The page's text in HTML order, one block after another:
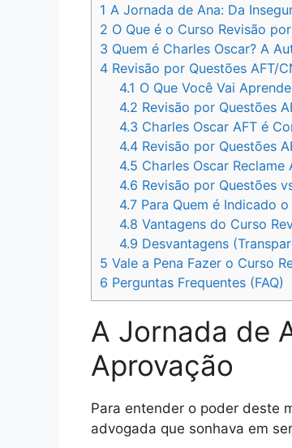
1 A Jornada de Ana: Da
2 O Que é o Curso Revisão
3 Quem é Charles Oscar? A
4 Revisão por Questões AFT/
4.1 O Que Você Vai
4.2 Revisão por Questões
4.3 Charles Oscar AFT é
4.4 Revisão por Questões
4.5 Charles Oscar Reclame
4.6 Revisão por Questões
4.7 Para Quem é Indicado
4.8 Vantagens do Curso
4.9 Desvantagens
5 Vale a Pena Fazer o Curso
6 Perguntas Frequentes (FAQ)
A Jornada de
Aprovação
Para entender o poder deste
advogada que sonhava em